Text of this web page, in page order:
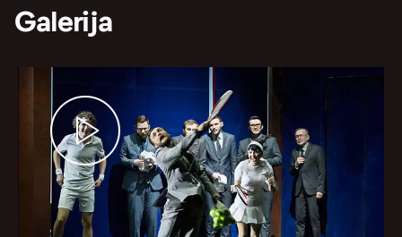
Galerija